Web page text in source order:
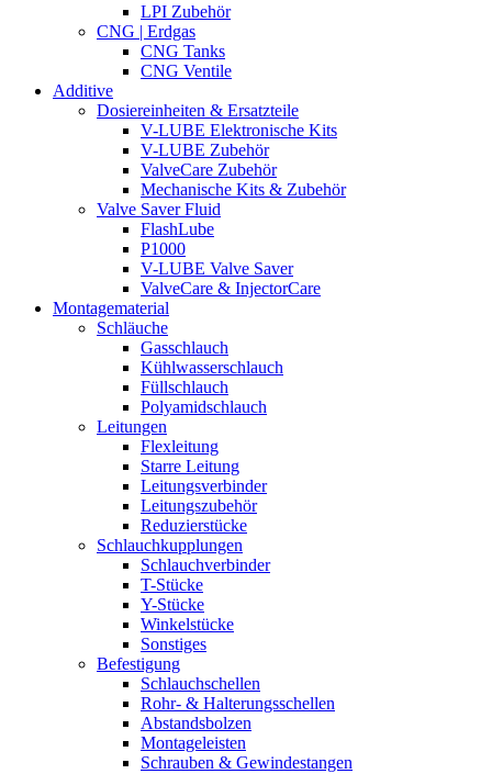
LPI Zubehör
CNG | Erdgas
CNG Tanks
CNG Ventile
Additive
Dosiereinheiten & Ersatzteile
V-LUBE Elektronische Kits
V-LUBE Zubehör
ValveCare Zubehör
Mechanische Kits & Zubehör
Valve Saver Fluid
FlashLube
P1000
V-LUBE Valve Saver
ValveCare & InjectorCare
Montagematerial
Schläuche
Gasschlauch
Kühlwasserschlauch
Füllschlauch
Polyamidschlauch
Leitungen
Flexleitung
Starre Leitung
Leitungsverbinder
Leitungszubehör
Reduzierstücke
Schlauchkupplungen
Schlauchverbinder
T-Stücke
Y-Stücke
Winkelstücke
Sonstiges
Befestigung
Schlauchschellen
Rohr- & Halterungsschellen
Abstandsbolzen
Montageleisten
Schrauben & Gewindestangen